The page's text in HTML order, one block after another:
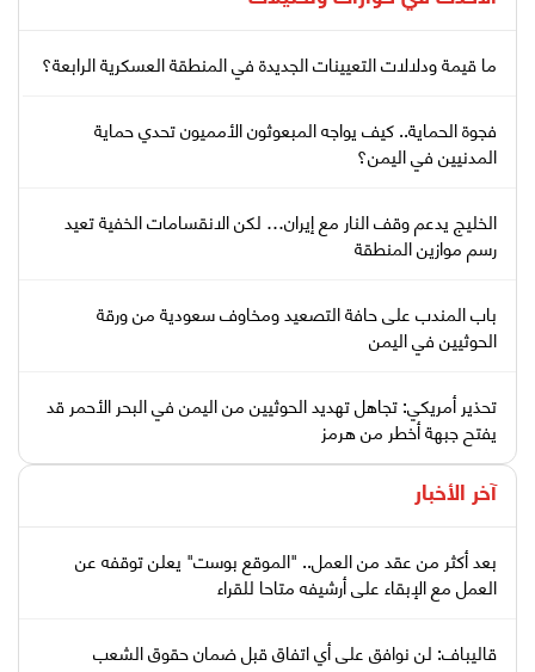
ما قيمة ودلالات التعيينات الجديدة في المنطقة العسكرية الرابعة؟
فجوة الحماية.. كيف يواجه المبعوثون الأمميون تحدي حماية
المدنيين في اليمن؟
الخليج يدعم وقف النار مع إيران… لكن الانقسامات الخفية تعيد
رسم موازين المنطقة
باب المندب على حافة التصعيد ومخاوف سعودية من ورقة
الحوثيين في اليمن
تحذير أمريكي: تجاهل تهديد الحوثيين من اليمن في البحر الأحمر قد
يفتح جبهة أخطر من هرمز
آخر الأخبار
بعد أكثر من عقد من العمل.. "الموقع بوست" يعلن توقفه عن
العمل مع الإبقاء على أرشيفه متاحا للقراء
قاليباف: لن نوافق على أي اتفاق قبل ضمان حقوق الشعب